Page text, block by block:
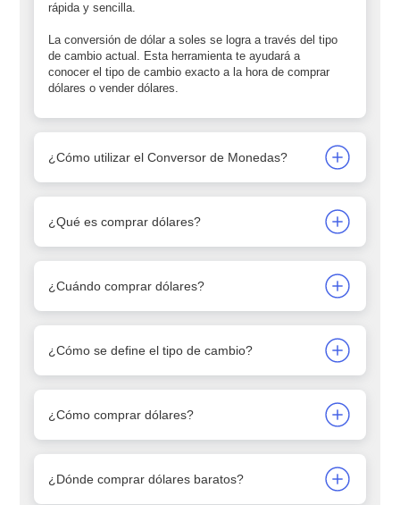
rápida y sencilla.
La conversión de dólar a soles se logra a través del tipo
de cambio actual. Esta herramienta te ayudará a
conocer el tipo de cambio exacto a la hora de comprar
dólares o vender dólares.
¿Cómo utilizar el Conversor de Monedas?
¿Qué es comprar dólares?
¿Cuándo comprar dólares?
¿Cómo se define el tipo de cambio?
¿Cómo comprar dólares?
¿Dónde comprar dólares baratos?